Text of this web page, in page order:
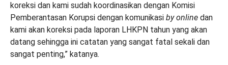
koreksi dan kami sudah koordinasikan dengan Komisi
Pemberantasan Korupsi dengan komunikasi by online dan
kami akan koreksi pada laporan LHKPN tahun yang akan
datang sehingga ini catatan yang sangat fatal sekali dan
sangat penting,” katanya.